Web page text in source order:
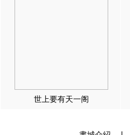
世上要有天一阁